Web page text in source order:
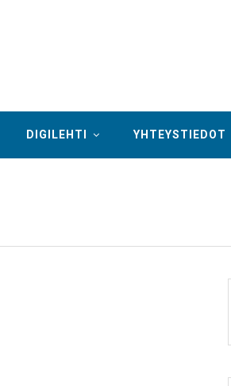
DIGILEHTI YHTEYSTIEDOT